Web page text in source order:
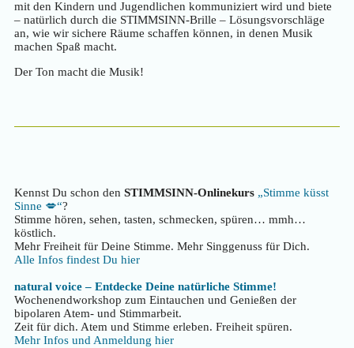
mit den Kindern und Jugendlichen kommuniziert wird und biete
– natürlich durch die STIMMSINN-Brille – Lösungsvorschläge
an, wie wir sichere Räume schaffen können, in denen Musik
machen Spaß macht.
Der Ton macht die Musik!
Kennst Du schon den STIMMSINN-Onlinekurs „Stimme küsst
Sinne 💋“?
Stimme hören, sehen, tasten, schmecken, spüren… mmh…
köstlich.
Mehr Freiheit für Deine Stimme. Mehr Singgenuss für Dich.
Alle Infos findest Du hier
natural voice – Entdecke Deine natürliche Stimme!
Wochenendworkshop zum Eintauchen und Genießen der
bipolaren Atem- und Stimmarbeit.
Zeit für dich. Atem und Stimme erleben. Freiheit spüren.
Mehr Infos und Anmeldung hier